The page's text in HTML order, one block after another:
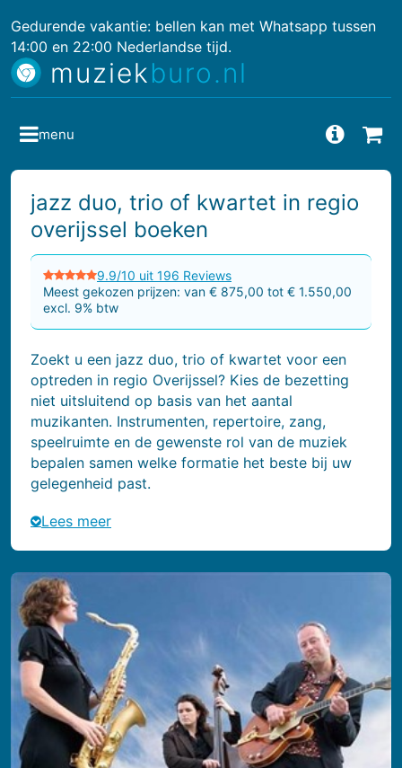
Gedurende vakantie: bellen kan met Whatsapp tussen
14:00 en 22:00 Nederlandse tijd.
muziekburo.nl
jazz duo, trio of kwartet in regio
overijssel boeken
9.9/10 uit 196 Reviews
Meest gekozen prijzen: van € 875,00 tot € 1.550,00
excl. 9% btw
Zoekt u een jazz duo, trio of kwartet voor een
optreden in regio Overijssel? Kies de bezetting
niet uitsluitend op basis van het aantal
muzikanten. Instrumenten, repertoire, zang,
speelruimte en de gewenste rol van de muziek
bepalen samen welke formatie het beste bij uw
gelegenheid past.
Lees meer
menu